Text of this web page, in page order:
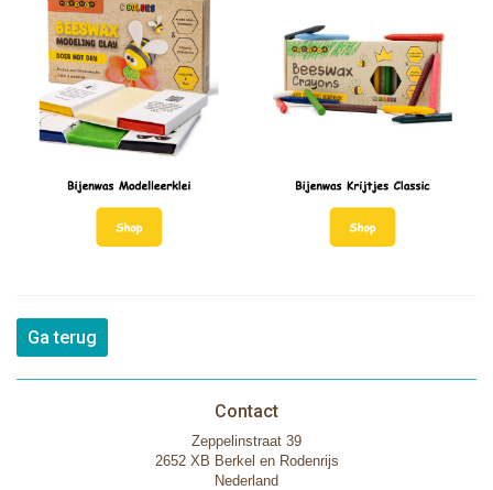
Ga terug
Contact
Zeppelinstraat 39
2652 XB Berkel en Rodenrijs
Nederland